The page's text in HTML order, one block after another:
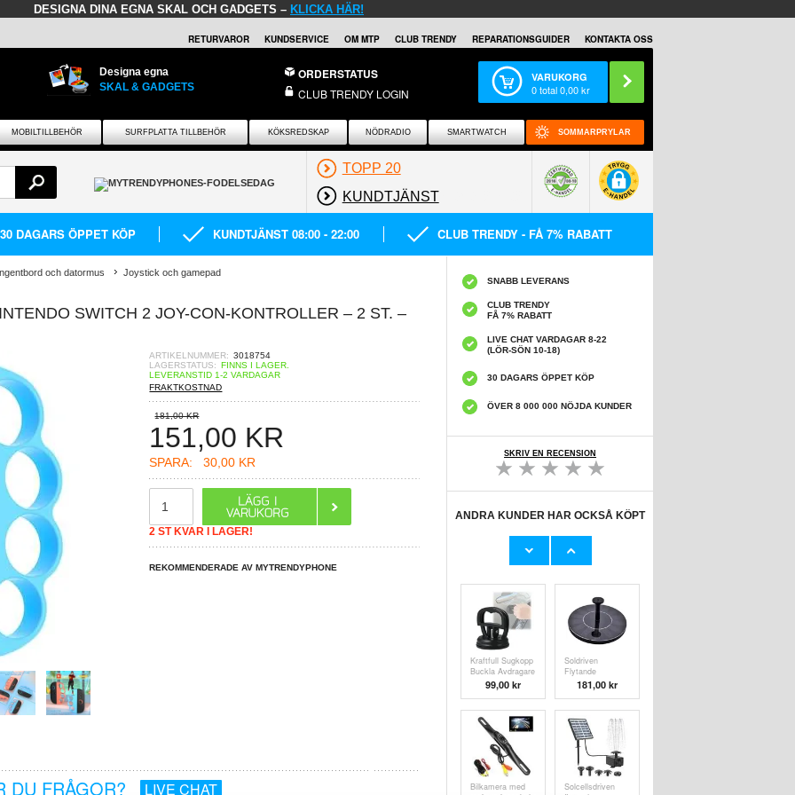
DESIGNA DINA EGNA SKAL OCH GADGETS – KLICKA HÄR!
RETURVAROR KUNDSERVICE OM MTP CLUB TRENDY REPARATIONSGUIDER KONTAKTA OSS
Designa egna
SKAL & GADGETS
ORDERSTATUS
CLUB TRENDY LOGIN
VARUKORG
0total0,00kr
MOBILTILLBEHÖR SURFPLATTA TILLBEHÖR KÖKSREDSKAP NÖDRADIO SMARTWATCH SOMMARPRYLAR
TOPP 20
KUNDTJÄNST
30 DAGARS ÖPPET KÖP KUNDTJÄNST 08:00 - 22:00 CLUB TRENDY - FÅ 7% RABATT
och datormus Joystick och gamepad
SWITCH 2 JOY-CON-KONTROLLER – 2 ST. –
ARTIKELNUMMER: 3018754
LAGERSTATUS: FINNS I LAGER.
LEVERANSTID 1-2 VARDAGAR
FRAKTKOSTNAD
181,00 KR
151,00 KR
SPARA: 30,00 KR
2 ST KVAR I LAGER!
REKOMMENDERADE AV MYTRENDYPHONE
DU FRÅGOR? LIVE CHAT
SNABB LEVERANS
CLUB TRENDY
FÅ 7% RABATT
LIVE CHAT VARDAGAR 8-22
(LÖR-SÖN 10-18)
30 DAGARS ÖPPET KÖP
ÖVER 8 000 000 NÖJDA KUNDER
SKRIV EN RECENSION
ANDRA KUNDER HAR OCKSÅ KÖPT
Samsung Galaxy
plånboksfodral i
läder med
korthållare,
stativ, 2x
skärmskydd -
mörkbrun
Konnwei KW850
Felkodsläsare
med LCD - Röd
Kraftfull Sugkopp
Buckla Avdragare
Reparation
Verktyg - Svart
99,00 kr
Soldriven
Flytande
Fontänpump -
Svart
181,00 kr
Bilkamera med
Solcellsdriven